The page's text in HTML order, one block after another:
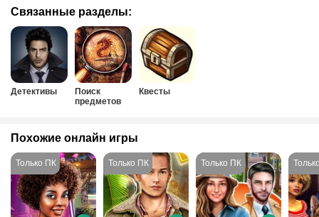
Связанные разделы:
Детективы
Поиск
предметов
Квесты
Похожие онлайн игры